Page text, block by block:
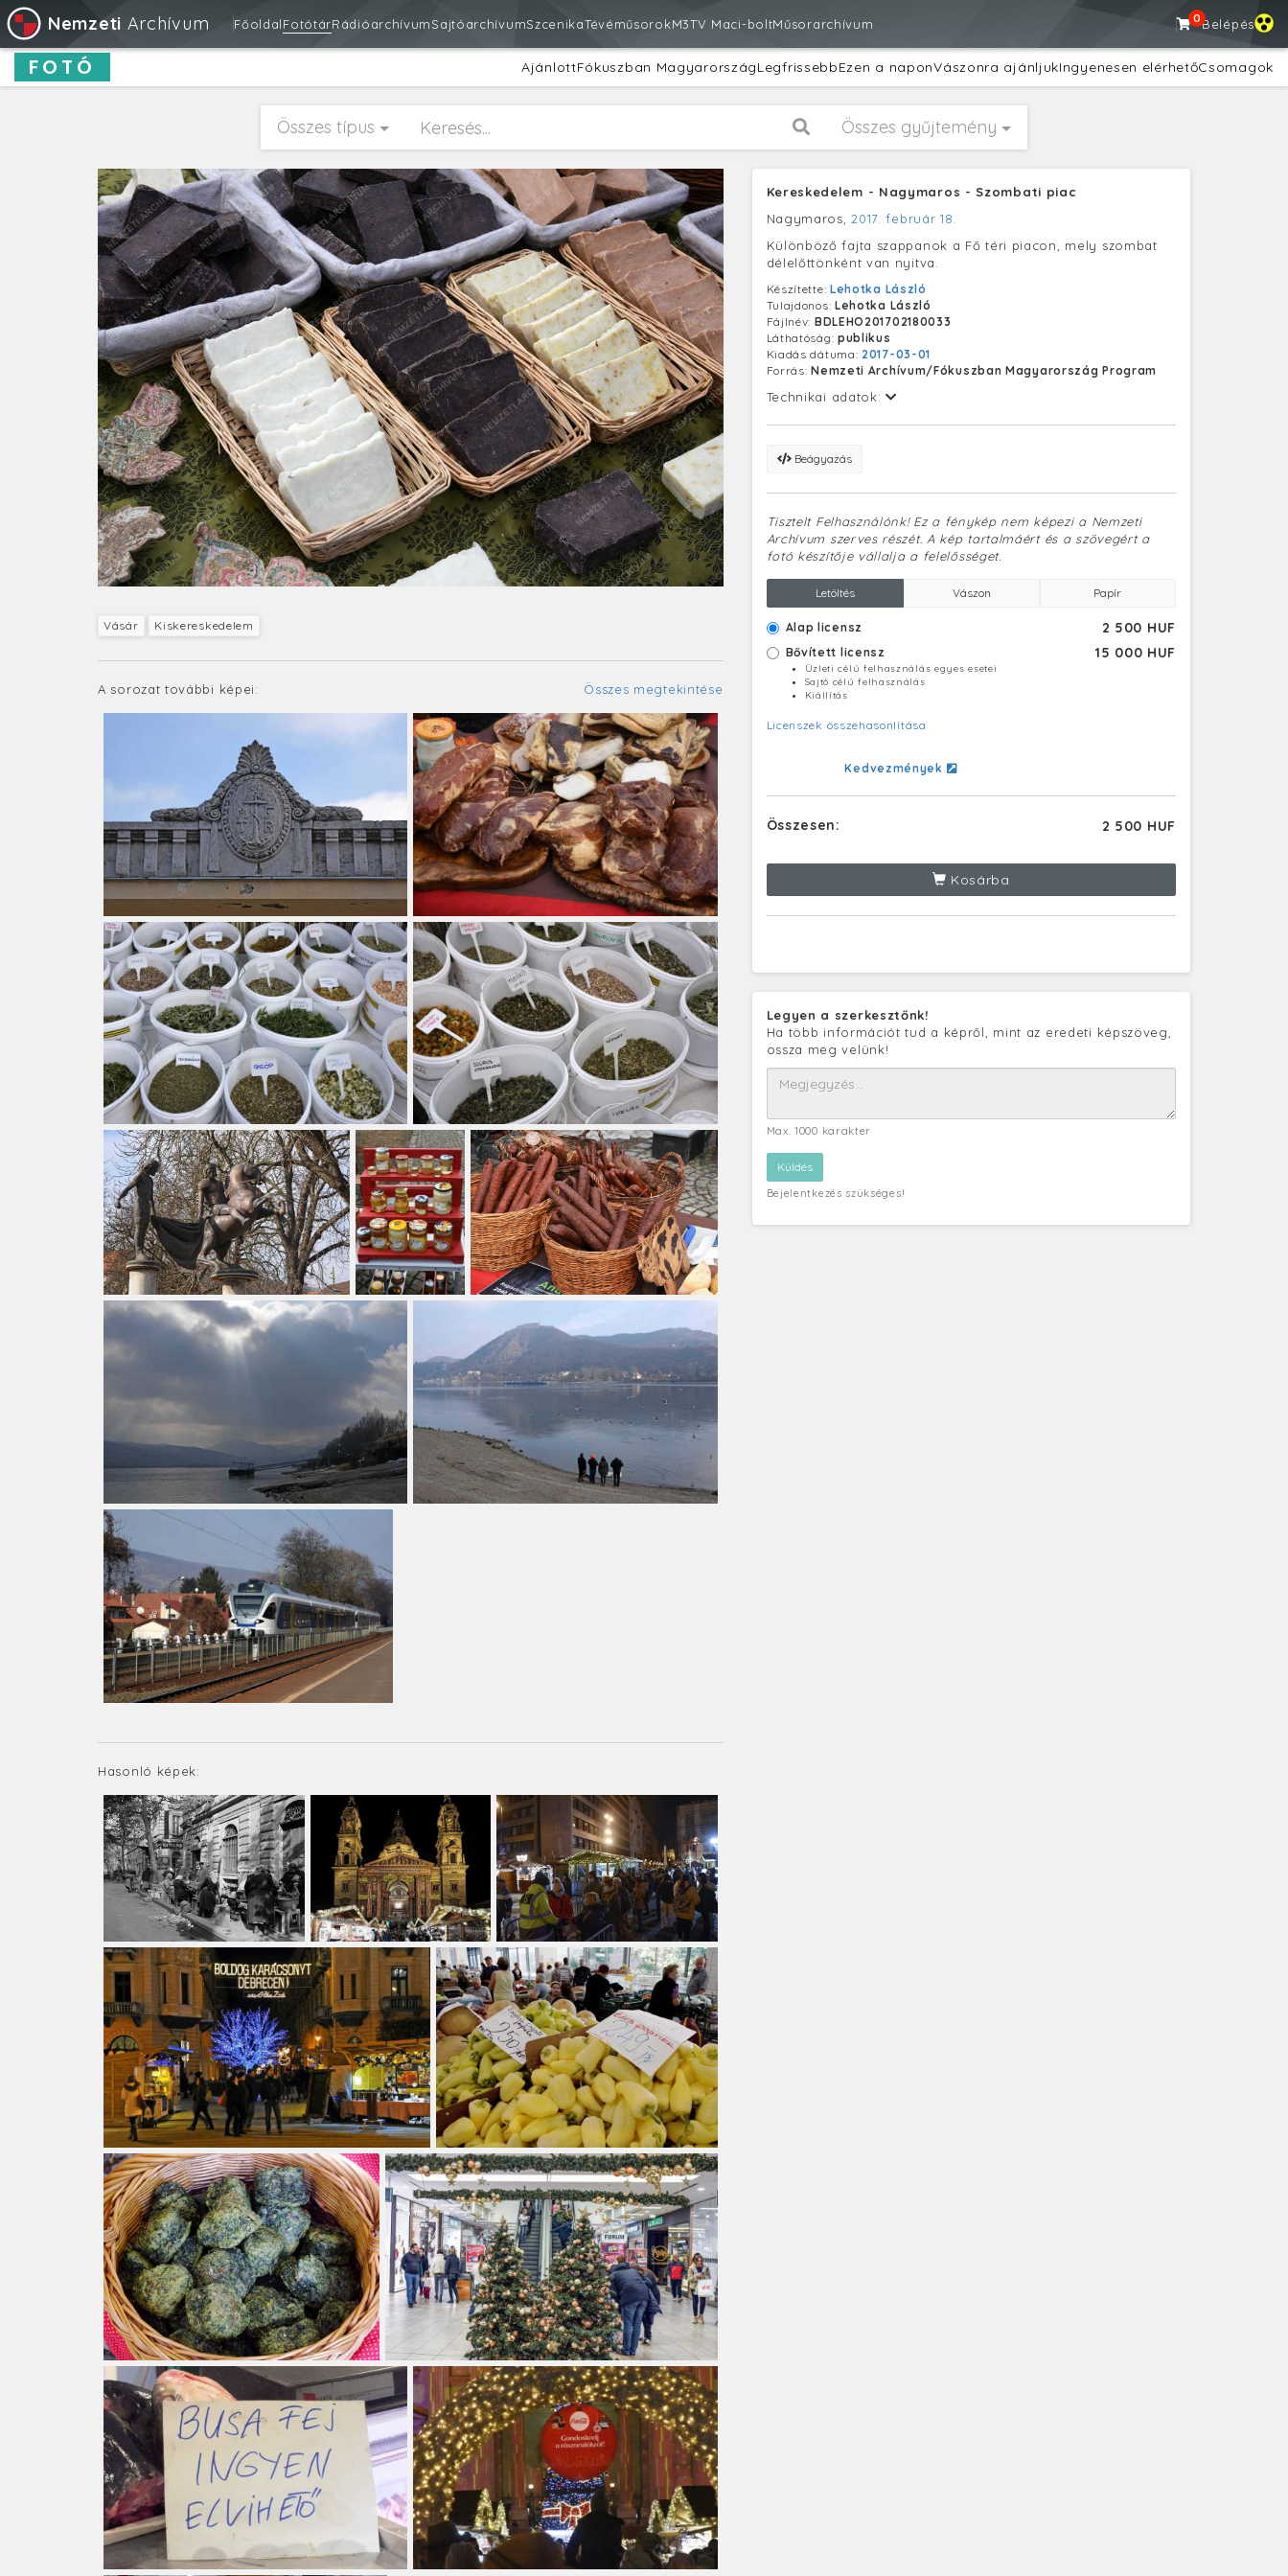
Nemzeti Archívum FőoldalFotótárRádióarchívumSajtóarchívumSzcenikaTévéműsorokM3TV Maci-boltMűsorarchívum 0Belépés
FOTÓ AjánlottFókuszban MagyarországLegfrissebbEzen a naponVászonra ajánljukIngyenesen elérhetőCsomagok
Összes típus Összes gyűjtemény
Vásár Kiskereskedelem
A sorozat további képei: Összes megtekintése
Hasonló képek:
Kereskedelem - Nagymaros - Szombati piac
Nagymaros,2017. február 18.
Különböző fajta szappanok a Fő téri piacon, mely szombat
délelőttönként van nyitva.
Készítette: Lehotka László
Tulajdonos: Lehotka László
Fájlnév: BDLEHO201702180033
Láthatóság: publikus
Kiadás dátuma: 2017-03-01
Forrás:Nemzeti Archívum/Fókuszban Magyarország Program
Technikai adatok:
Beágyazás
Tisztelt Felhasználónk! Ez a fénykép nem képezi a Nemzeti
Archívum szerves részét. A kép tartalmáért és a szövegért a
fotó készítője vállalja a felelősséget.
Letöltés Vászon Papír
Alap licensz 2 500 HUF
Bővített licensz 15 000 HUF
Üzleti célú felhasználás egyes esetei
Sajtó célú felhasználás
Kiállítás
Licenszek összehasonlítása
Kedvezmények
Összesen: 2 500 HUF
Kosárba
Legyen a szerkesztőnk!
Ha több információt tud a képről, mint az eredeti képszöveg,
ossza meg velünk!
Max. 1000 karakter
Bejelentkezés szükséges!